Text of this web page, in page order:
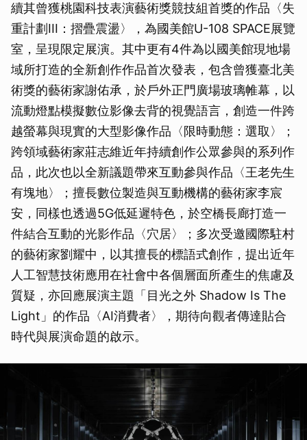
續其曾獲桃園科技表演藝術獎競技組首獎的作品〈失
重計劃III：摺疊震盪〉，為國美館U-108 SPACE展覽
室，呈現限定展演。其中更有4件為以國美館現地場
域所打造的全新創作作品首次發表，包含曾獲臺北美
術獎的藝術家謝佑承，於戶外正門廣場玻璃帷幕，以
流動燈點模擬數位影像去背的視覺語言，創造一件跨
越螢幕與現實的大型影像作品〈限時動態：選取〉；
跨領域藝術家莊志維近年持續創作公眾參與的系列作
品，此次也以全新議題帶來互動參與作品〈王老先生
有塊地〉；擅長數位製造與互動機構的藝術家李宸
安，同樣也透過5G低延遲特色，於空橋長廊打造一
件結合互動的光影作品〈穴居〉；多次受邀國際駐村
的藝術家劉耀中，以其擅長的標語式創作，提出近年
人工智慧技術應用在社會中各個層面所產生的焦慮及
質疑，亦回應展演主題「目光之外 Shadow Is The
Light」的作品〈AI消費者〉，期待向觀者傳達貼合
時代與展演命題的啟示。